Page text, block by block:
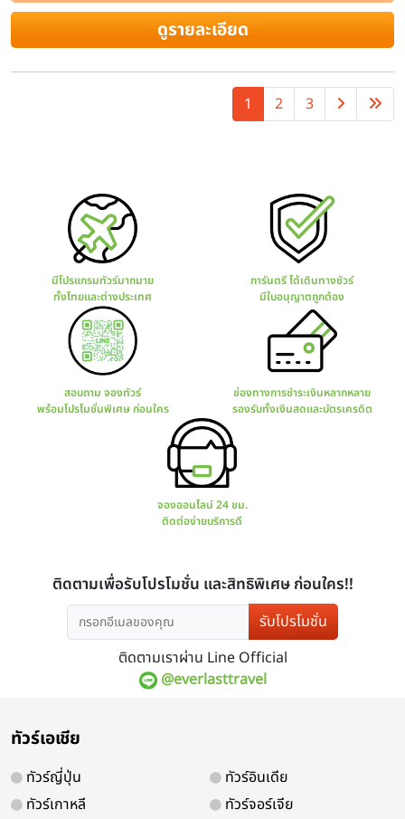
ดูรายละเอียด
1 2 3
รับโปรโมชั่น
ติดตามเราผ่าน Line Official
@everlasttravel
ทัวร์เอเชีย
ทัวร์ญี่ปุ่น
ทัวร์เกาหลี
ทัวร์อินเดีย
ทัวร์จอร์เจีย